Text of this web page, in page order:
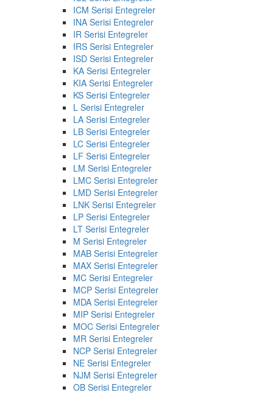
ICM Serisi Entegreler
INA Serisi Entegreler
IR Serisi Entegreler
IRS Serisi Entegreler
ISD Serisi Entegreler
KA Serisi Entegreler
KIA Serisi Entegreler
KS Serisi Entegreler
L Serisi Entegreler
LA Serisi Entegreler
LB Serisi Entegreler
LC Serisi Entegreler
LF Serisi Entegreler
LM Serisi Entegreler
LMC Serisi Entegreler
LMD Serisi Entegreler
LNK Serisi Entegreler
LP Serisi Entegreler
LT Serisi Entegreler
M Serisi Entegreler
MAB Serisi Entegreler
MAX Serisi Entegreler
MC Serisi Entegreler
MCP Serisi Entegreler
MDA Serisi Entegreler
MIP Serisi Entegreler
MOC Serisi Entegreler
MR Serisi Entegreler
NCP Serisi Entegreler
NE Serisi Entegreler
NJM Serisi Entegreler
OB Serisi Entegreler